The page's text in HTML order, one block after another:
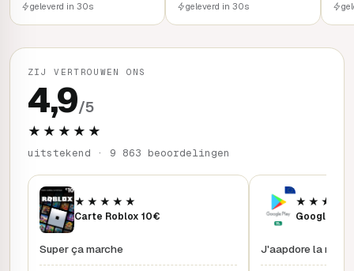
geleverd in 30s geleverd in 30s
ZIJ VERTROUWEN ONS
4,9/5
★★★★★
uitstekend · 9 863 beoordelingen
★★★★★
Carte Roblox 10€
Super ça marche
Google
J'aapdore la